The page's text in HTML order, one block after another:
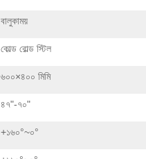
বালুকাময়
কোল্ড রোল্ড স্টিল
৬০০×৪০০ মিমি
৪৭"-৭০"
+১৬০°~০°